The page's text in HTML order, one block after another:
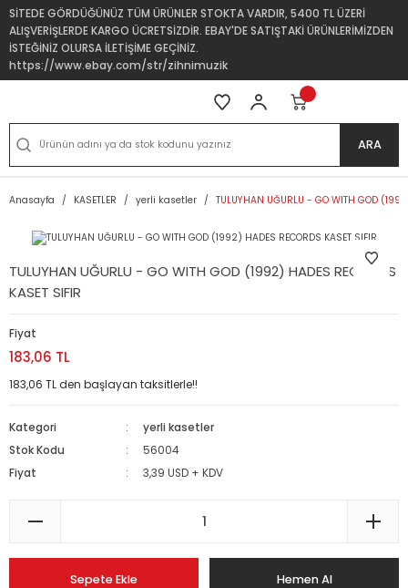
SİTEDE GÖRDÜĞÜNÜZ TÜM ÜRÜNLER STOKTA VARDIR, 5400 TL ÜZERİ
ALIŞVERİŞLERDE KARGO ÜCRETSİZDİR. EBAY'DE SATIŞTAKİ ÜRÜNLERİMİZDEN
İSTEĞİNİZ OLURSA İLETİŞİME GEÇİNİZ.
https://www.ebay.com/str/zihnimuzik
ARA
Anasayfa KASETLER yerli kasetler TULUYHAN UĞURLU - GO WITH GOD
TULUYHAN UĞURLU - GO WITH GOD (1992) HADES RECORDS
KASET SIFIR
Fiyat
183,06 TL
183,06 TL den başlayan taksitlerle!!
Kategori
yerli kasetler
Stok Kodu
56004
Fiyat
3,39 USD + KDV
Sepete Ekle Hemen Al